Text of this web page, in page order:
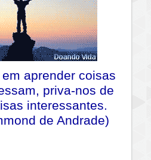
aprender coisas
priva-nos de
interessantes.
de Andrade)